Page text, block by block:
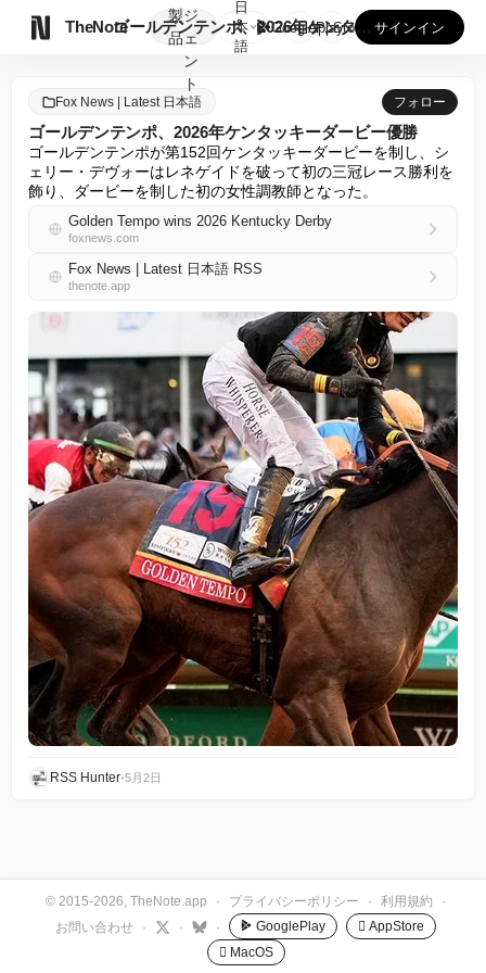
TheNote
製
品
ジ
ェ
ン
ト
ゴールデンテンポ、2026年ケンタッキーダービー優勝
日
本
語
GooglePlay
AppStore サインイン
Fox News | Latest 日本語 フォロー
ゴールデンテンポ、2026年ケンタッキーダービー優勝
ゴールデンテンポが第152回ケンタッキーダービーを制し、シ
ェリー・デヴォーはレネゲイドを破って初の三冠レース勝利を
飾り、ダービーを制した初の女性調教師となった。
Golden Tempo wins 2026 Kentucky Derby
foxnews.com
Fox News | Latest 日本語 RSS
thenote.app
RSS Hunter•5月2日
© 2015-2026, TheNote.app · プライバシーポリシー · 利用規約
·
お問い合わせ
· · · GooglePlay
 AppStore
 MacOS